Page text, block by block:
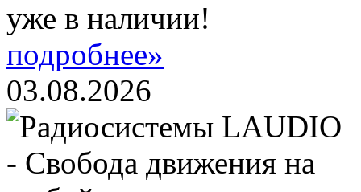
уже в наличии!
подробнее»
03.08.2026